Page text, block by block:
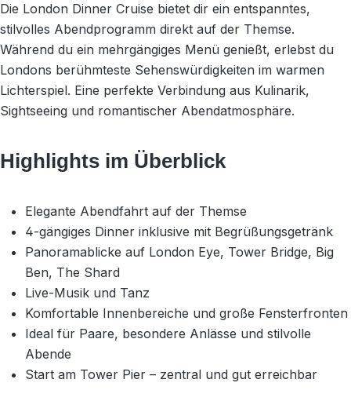
Die London Dinner Cruise bietet dir ein entspanntes,
stilvolles Abendprogramm direkt auf der Themse.
Während du ein mehrgängiges Menü genießt, erlebst du
Londons berühmteste Sehenswürdigkeiten im warmen
Lichterspiel. Eine perfekte Verbindung aus Kulinarik,
Sightseeing und romantischer Abendatmosphäre.
Highlights im Überblick
Elegante Abendfahrt auf der Themse
4-gängiges Dinner inklusive mit Begrüßungsgetränk
Panoramablicke auf London Eye, Tower Bridge, Big
Ben, The Shard
Live-Musik und Tanz
Komfortable Innenbereiche und große Fensterfronten
Ideal für Paare, besondere Anlässe und stilvolle
Abende
Start am Tower Pier – zentral und gut erreichbar